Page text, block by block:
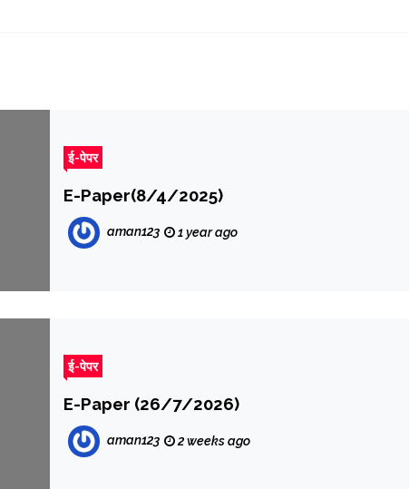
ई-पेपर
E-Paper(8/4/2025)
aman123 1 year ago
ई-पेपर
E-Paper (26/7/2026)
aman123 2 weeks ago